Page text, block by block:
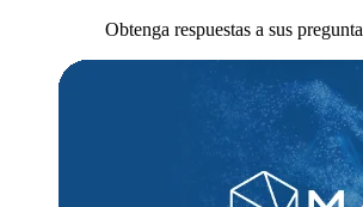
Obtenga respuestas a sus